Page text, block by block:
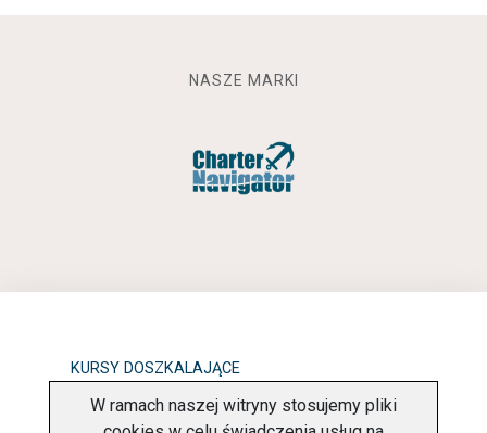
NASZE MARKI
KURSY DOSZKALAJĄCE
OBOWIĄZEK INFORMACYJNY
W ramach naszej witryny stosujemy pliki